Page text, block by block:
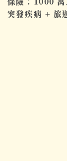
突發疾病 + 旅